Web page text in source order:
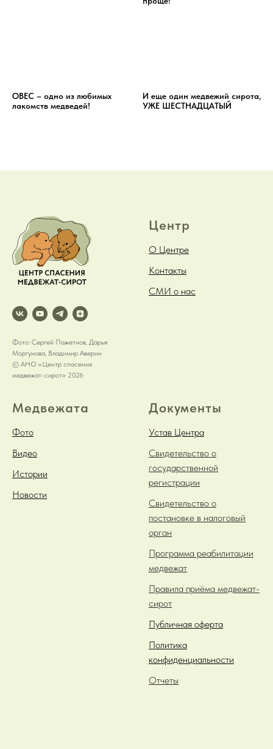
ОВЕС – одно из любимых
лакомств медведей!
И еще один медвежий сирота,
УЖЕ ШЕСТНАДЦАТЫЙ
Фото: Сергей Пажетнов, Дарья
Моргунова, Владимир Аверин
© АНО «Центр спасения
медвежат-сирот» 2026
Центр
О Центре
Контакты
СМИ о нас
Медвежата
Фото
Видео
Истории
Новости
Документы
Устав Центра
Свидетельство о
государственной
регистрации
Свидетельство о
постановке в налоговый
орган
Программа реабилитации
медвежат
Правила приёма медвежат-
сирот
Публичная оферта
Политика
конфиденциальности
Отчеты